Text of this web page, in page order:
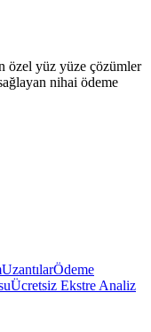
özel yüz yüze çözümler
nihai ödeme
UzantılarÖdeme
Ücretsiz Ekstre Analiz